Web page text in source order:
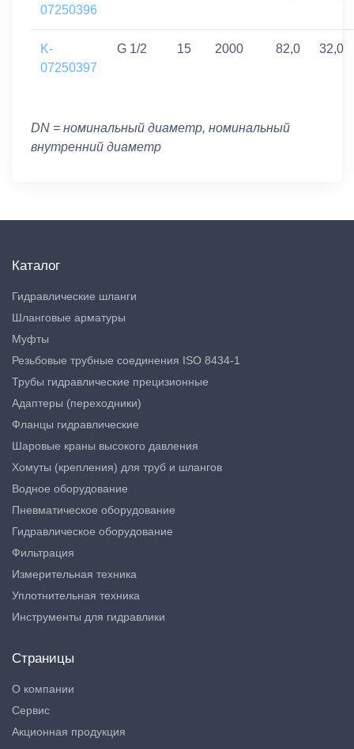
07250396
K-
07250397
G 1/2 15 2000 82,0 32,0
DN = номинальный диаметр, номинальный
внутренний диаметр
Каталог
Гидравлические шланги
Шланговые арматуры
Муфты
Резьбовые трубные соединения ISO 8434-1
Трубы гидравлические прецизионные
Адаптеры (переходники)
Фланцы гидравлические
Шаровые краны высокого давления
Хомуты (крепления) для труб и шлангов
Водное оборудование
Пневматическое оборудование
Гидравлическое оборудование
Фильтрация
Измерительная техника
Уплотнительная техника
Инструменты для гидравлики
Страницы
О компании
Сервис
Акционная продукция